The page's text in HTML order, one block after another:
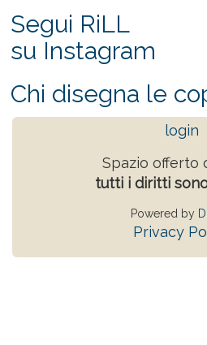
Segui RiLL
su Instagram
Chi disegna le
login
Spazio offerto
tutti i diritti
Powered by
Privacy